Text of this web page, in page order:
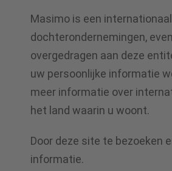
Masimo is een
dochterondernemingen,
overgedragen aan deze
uw persoonlijke informatie
meer informatie over
het land waarin u woont.
Door deze site te bezoeken
informatie.